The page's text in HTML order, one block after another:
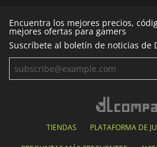
Encuentra los mejores precios,
mejores ofertas para gamers
Suscríbete al boletín de noticias de
TIENDAS PLATAFORMA DE